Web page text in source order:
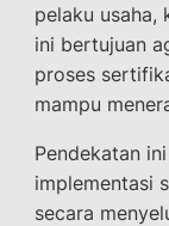
pelaku usaha,
ini bertujuan
proses
mampu
Pendekatan
implementasi
secara